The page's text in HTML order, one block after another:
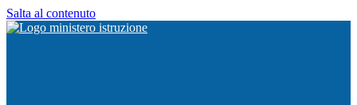
Salta al contenuto